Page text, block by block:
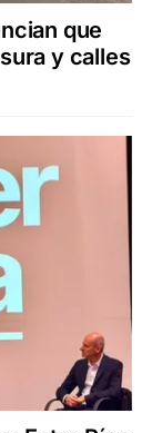
que
y calles